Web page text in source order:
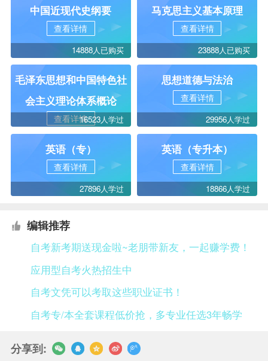
中国近现代史纲要
查看详情
14888人已购买
马克思主义基本原理
查看详情
23888人已购买
毛泽东思想和中国特色社
会主义理论体系概论
查看详情16523人学过
思想道德与法治
查看详情
29956人学过
英语（专）
查看详情
27896人学过
英语（专升本）
查看详情
18866人学过
编辑推荐
自考新考期送现金啦~老朋带新友，一起赚学费！
应用型自考火热招生中
自考文凭可以考取这些职业证书！
自考专/本全套课程低价抢，多专业任选3年畅学
分享到: